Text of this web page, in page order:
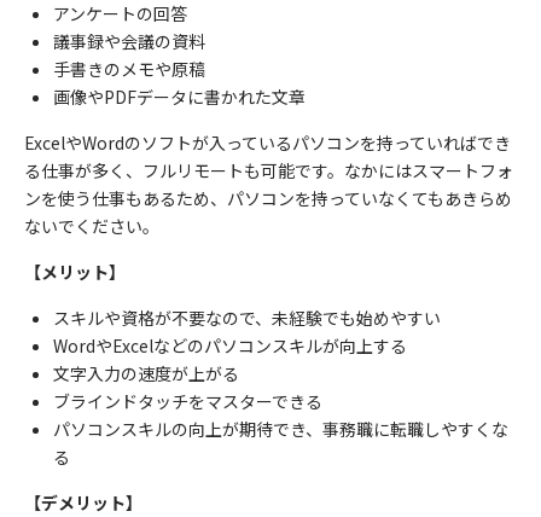
アンケートの回答
議事録や会議の資料
手書きのメモや原稿
画像やPDFデータに書かれた文章
ExcelやWordのソフトが入っているパソコンを持っていればでき
る仕事が多く、フルリモートも可能です。なかにはスマートフォ
ンを使う仕事もあるため、パソコンを持っていなくてもあきらめ
ないでください。
【メリット】
スキルや資格が不要なので、未経験でも始めやすい
WordやExcelなどのパソコンスキルが向上する
文字入力の速度が上がる
ブラインドタッチをマスターできる
パソコンスキルの向上が期待でき、事務職に転職しやすくな
る
【デメリット】